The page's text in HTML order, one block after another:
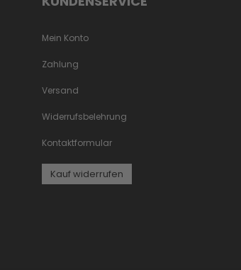
Mein Konto
Zahlung
Versand
Widerrufsbelehrung
Kontaktformular
Kauf widerrufen